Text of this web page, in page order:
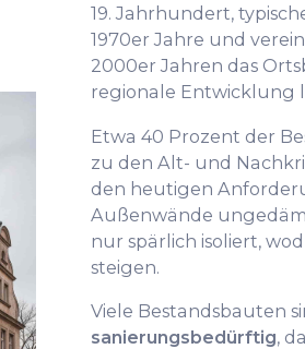
19. Jahrhundert,
1970er Jahre und
2000er Jahren das
regionale Entwicklung
Etwa 40 Prozent der
zu den Alt- und
den heutigen
Außenwände
nur spärlich isoliert,
steigen.
Viele Bestandsbauten
sanierungsbedürftig,